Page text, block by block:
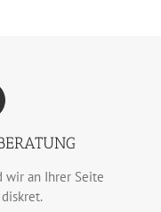
wir an Ihrer Seite